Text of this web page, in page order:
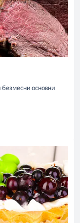
основни